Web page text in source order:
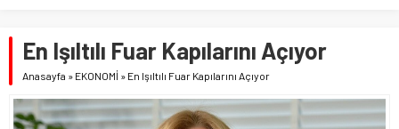
En Işıltılı Fuar Kapılarını Açıyor
Anasayfa » EKONOMİ » En Işıltılı Fuar Kapılarını Açıyor